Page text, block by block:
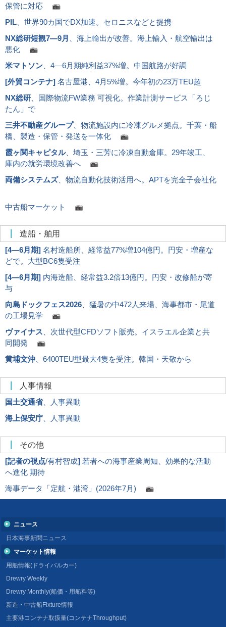
保管に対応
PIL、世界90カ国でDX加速。セロニスなどと提携
NX総研短観7―9月 、海上輸出が改善。海上輸入・航空輸出は
悪化
米マトソン、4―6月期純利益37%増。中国航路が好調
[外貿コンテナ] 名古屋港、4月5%増。今年初の23万TEU超
NX総研、国際物流FW業務 可視化。作業計測サービス「ろじ
たん」で
三井不動産グループ、物流施設内に冷凍グルメ拠点。千葉・船
橋、製造・保管・発送を一体化
霞ヶ関キャピタル、埼玉・三芳に冷凍自動倉庫。29年竣工、
庫内の就労環境改善へ
両備システムズ、物流自動化技術活用へ。APTを完全子会社化
中古船マーケット
造船・舶用
[4―6月期] 名村造船所、経常益77%増104億円。円安・増産な
どで。大型BC6隻受注
[4―6月期] 内海造船、経常益3.2倍13億円。円安・改修船が寄
与
向島ドックフェス2026、猛暑の中472人来場、海事都市・尾道
の工場見学
ヴァイナス、次世代型CFDソフト販売。イスラエル企業と共
同開発
黄埔文沖、6400TEU型最大4隻を受注。韓国・天敬から
人事情報
国土交通省、人事異動
海上保安庁、人事異動
その他
[記者の視点/有村智成] 若者への海事産業周知、効果的な活動
へ進化 期待
海事データ「定航・港湾」(2026年7月)
ニュース
日本海事新聞ニュース
マーケット情報
用船情報(ドライバルカー)
Drewry Weekly
Drewry Monthly(船価・用船料等)
新造・中古船Fixture情報
主要港コンテナ取扱量(コンテナThroughput)